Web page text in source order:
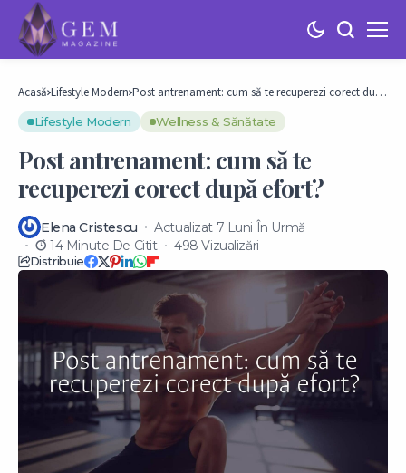
Acasă Lifestyle Modern Post antrenament: cum să te recuperezi corect după
Lifestyle Modern Wellness & Sănătate
Post antrenament: cum să te
recuperezi corect după efort?
Elena Cristescu
Actualizat 7 Luni În Urmă
14 Minute De Citit
498 Vizualizări
Distribuie